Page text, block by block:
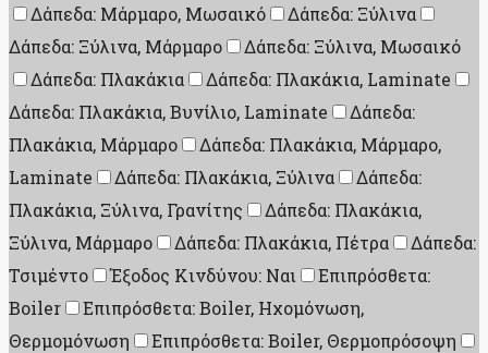
Δάπεδα: Μάρμαρο, Μωσαικό
Δάπεδα: Ξύλινα
Δάπεδα: Ξύλινα, Μάρμαρο
Δάπεδα: Ξύλινα, Μωσαικό
Δάπεδα: Πλακάκια
Δάπεδα: Πλακάκια, Laminate
Δάπεδα: Πλακάκια, Βυνίλιο, Laminate
Δάπεδα:
Πλακάκια, Μάρμαρο
Δάπεδα: Πλακάκια, Μάρμαρο,
Laminate
Δάπεδα: Πλακάκια, Ξύλινα
Δάπεδα:
Πλακάκια, Ξύλινα, Γρανίτης
Δάπεδα: Πλακάκια,
Ξύλινα, Μάρμαρο
Δάπεδα: Πλακάκια, Πέτρα
Δάπεδα:
Τσιμέντο
Έξοδος Κινδύνου: Ναι
Επιπρόσθετα:
Boiler
Επιπρόσθετα: Boiler, Ηχομόνωση,
Θερμομόνωση
Επιπρόσθετα: Boiler, Θερμοπρόσοψη